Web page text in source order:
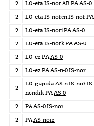
2 LO-eta IS-nor AB PAAS-0
2
LO-eta IS-noren IS-nor PA
2
LO-eta IS-nori PAAS-0
2
LO-eta IS-nork PAAS-0
2
LO-ez PAAS-0
2
LO-ez PAAS-n-0IS-nor
2
LO-gupida AS-n IS-nor
nondik PAAS-0
2
PAAS-0IS-nor
2
PAAS-noiz